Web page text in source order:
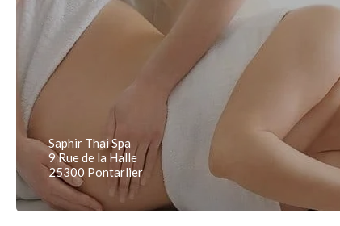
Saphir Thai Spa
9 Rue de la Halle
25300 Pontarlier